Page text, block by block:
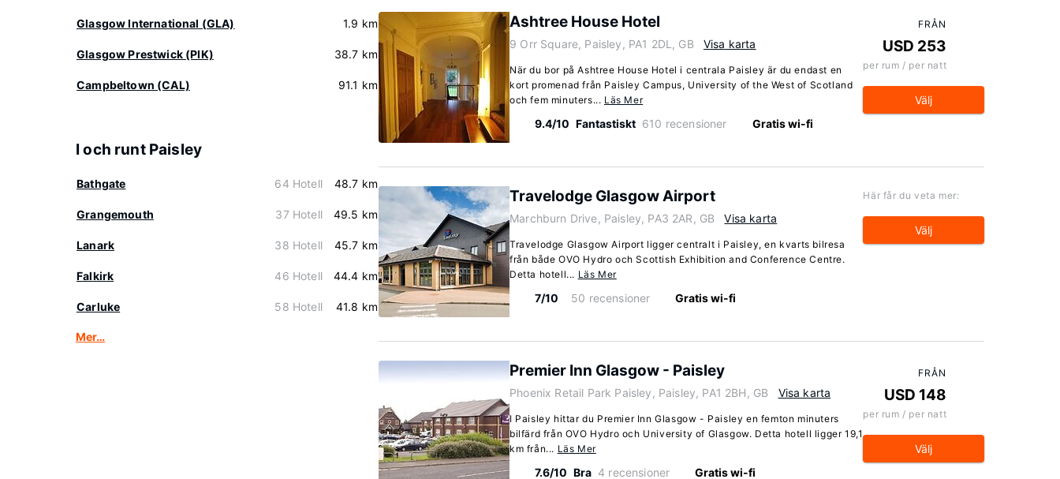
Glasgow International (GLA) 1.9 km
Glasgow Prestwick (PIK) 38.7 km
Campbeltown (CAL) 91.1 km
I och runt Paisley
Bathgate 64 Hotell 48.7 km
Grangemouth 37 Hotell 49.5 km
Lanark 38 Hotell 45.7 km
Falkirk 46 Hotell 44.4 km
Carluke 58 Hotell 41.8 km
Mer…
Ashtree House Hotel
9 Orr Square, Paisley, PA1 2DL, GB Visa karta
När du bor på Ashtree House Hotel i centrala Paisley är du endast en
kort promenad från Paisley Campus, University of the West of Scotland
och fem minuters... Läs Mer
9.4/10 Fantastiskt 610 recensioner Gratis wi-fi
FRÅN
USD 253
per rum / per natt
Välj
Travelodge Glasgow Airport
Marchburn Drive, Paisley, PA3 2AR, GB Visa karta
Travelodge Glasgow Airport ligger centralt i Paisley, en kvarts bilresa
från både OVO Hydro och Scottish Exhibition and Conference Centre.
Detta hotell... Läs Mer
7/10 50 recensioner Gratis wi-fi
Här får du veta mer:
Välj
Premier Inn Glasgow - Paisley
Phoenix Retail Park Paisley, Paisley, PA1 2BH, GB Visa karta
I Paisley hittar du Premier Inn Glasgow - Paisley en femton minuters
bilfärd från OVO Hydro och University of Glasgow. Detta hotell ligger 19,1
km från... Läs Mer
7.6/10 Bra 4 recensioner Gratis wi-fi
FRÅN
USD 148
per rum / per natt
Välj